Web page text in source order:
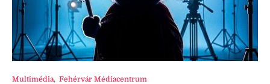
Multimédia, Fehérvár Médiacentrum